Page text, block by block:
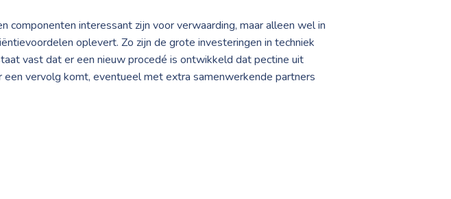
componenten interessant zijn voor verwaarding, maar alleen wel in
oplevert. Zo zijn de grote investeringen in techniek
vast dat er een nieuw procedé is ontwikkeld dat pectine uit
vervolg komt, eventueel met extra samenwerkende partners